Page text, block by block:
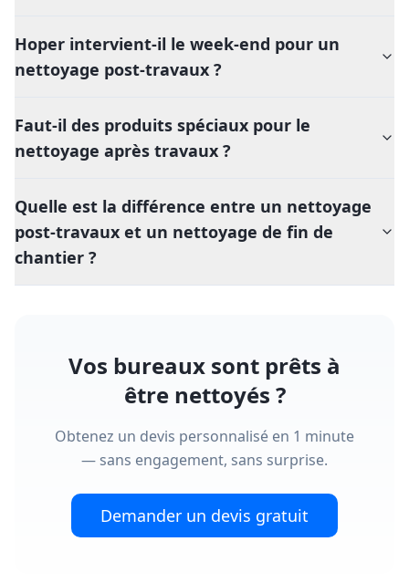
Hoper intervient-il le week-end pour un
nettoyage post-travaux ?
Faut-il des produits spéciaux pour le
nettoyage après travaux ?
Quelle est la différence entre un nettoyage
post-travaux et un nettoyage de fin de
chantier ?
Vos bureaux sont prêts à
être nettoyés ?
Obtenez un devis personnalisé en 1 minute
— sans engagement, sans surprise.
Demander un devis gratuit